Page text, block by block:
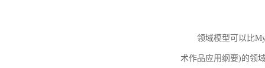
领域模型可以比
术作品应用纲要)的领